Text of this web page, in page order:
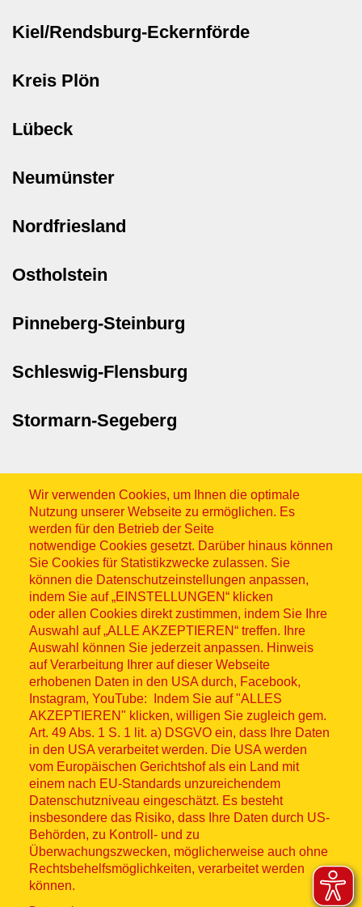
Kiel/Rendsburg-Eckernförde
Kreis Plön
Lübeck
Neumünster
Nordfriesland
Ostholstein
Pinneberg-Steinburg
Schleswig-Flensburg
Stormarn-Segeberg
Wir verwenden Cookies, um Ihnen die optimale
Nutzung unserer Webseite zu ermöglichen. Es
werden für den Betrieb der Seite
notwendige Cookies gesetzt. Darüber hinaus können
Sie Cookies für Statistikzwecke zulassen. Sie
können die Datenschutzeinstellungen anpassen,
indem Sie auf „EINSTELLUNGEN“ klicken
oder allen Cookies direkt zustimmen, indem Sie Ihre
Auswahl auf „ALLE AKZEPTIEREN“ treffen. Ihre
Auswahl können Sie jederzeit anpassen. Hinweis
auf Verarbeitung Ihrer auf dieser Webseite
erhobenen Daten in den USA durch, Facebook,
Instagram, YouTube: Indem Sie auf "ALLES
AKZEPTIEREN" klicken, willigen Sie zugleich gem.
Art. 49 Abs. 1 S. 1 lit. a) DSGVO ein, dass Ihre Daten
in den USA verarbeitet werden. Die USA werden
vom Europäischen Gerichtshof als ein Land mit
einem nach EU-Standards unzureichendem
Datenschutzniveau eingeschätzt. Es besteht
insbesondere das Risiko, dass Ihre Daten durch US-
Behörden, zu Kontroll- und zu
Überwachungszwecken, möglicherweise auch ohne
Rechtsbehelfsmöglichkeiten, verarbeitet werden
können.
Sitemap
© ASB 2026
Fußzeilenmenü
Impressum
Datenschutz
Kontakt
Hinweisgebersystem
Lieferkette
Widerruf